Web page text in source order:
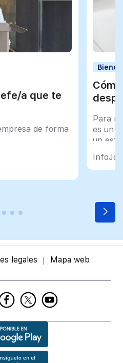
a que te
de forma
Para
es un
un
legales Mapa web